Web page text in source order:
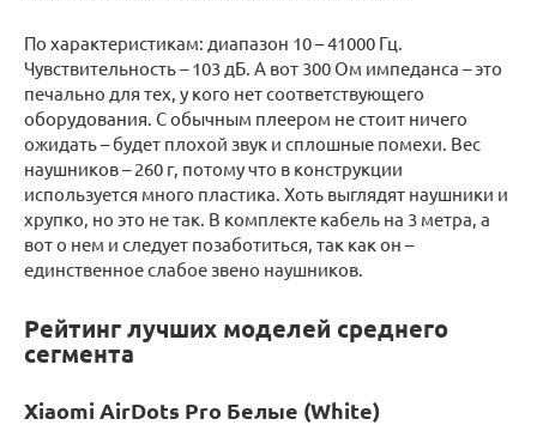
По характеристикам: диапазон 10 – 41000 Гц.
Чувствительность – 103 дБ. А вот 300 Ом импеданса – это
печально для тех, у кого нет соответствующего
оборудования. С обычным плеером не стоит ничего
ожидать – будет плохой звук и сплошные помехи. Вес
наушников – 260 г, потому что в конструкции
используется много пластика. Хоть выглядят наушники и
хрупко, но это не так. В комплекте кабель на 3 метра, а
вот о нем и следует позаботиться, так как он –
единственное слабое звено наушников.
Рейтинг лучших моделей среднего
сегмента
Xiaomi AirDots Pro Белые (White)